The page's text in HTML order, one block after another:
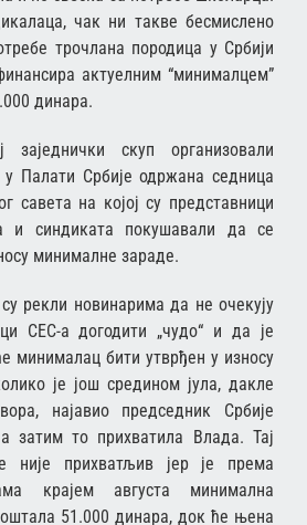
чак ни такве бесмислено
трочлана породица у Србији
актуелним “минималцем”
динара.
заједнички скуп организовали
Палати Србије одржана седница
савета на којој су представници
и синдиката покушавали да се
минималне зараде.
рекли новинарима да не очекују
СЕС-а догодити „чудо“ и да је
минималац бити утврђен у износу
је још средином јула, дакле
најавио председник Србије
затим то прихватила Влада. Тај
није прихватљив јер је према
крајем августа минимална
51.000 динара, док ће њена